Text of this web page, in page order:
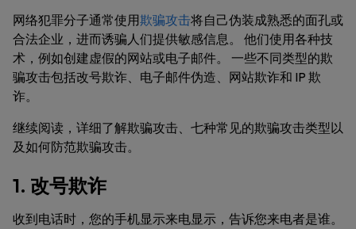
网络犯罪分子通常使用欺骗攻击将自己伪装成熟悉的面孔或
合法企业，进而诱骗人们提供敏感信息。 他们使用各种技
术，例如创建虚假的网站或电子邮件。 一些不同类型的欺
骗攻击包括改号欺诈、电子邮件伪造、网站欺诈和 IP 欺
诈。
继续阅读，详细了解欺骗攻击、七种常见的欺骗攻击类型以
及如何防范欺骗攻击。
1. 改号欺诈
收到电话时，您的手机显示来电显示，告诉您来电者是谁。